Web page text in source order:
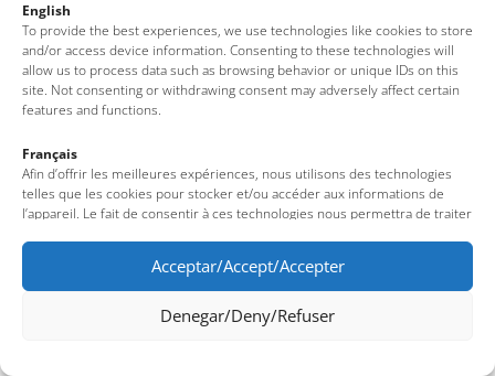
English
To provide the best experiences, we use technologies like cookies to store
and/or access device information. Consenting to these technologies will
allow us to process data such as browsing behavior or unique IDs on this
site. Not consenting or withdrawing consent may adversely affect certain
features and functions.
Français
Afin d’offrir les meilleures expériences, nous utilisons des technologies
telles que les cookies pour stocker et/ou accéder aux informations de
l’appareil. Le fait de consentir à ces technologies nous permettra de traiter
uniques sur ce site. Le fait de ne pas consentir ou de retirer son
consentement peut avoir un effet négatif sur certaines fonctionnalités et
caractéristiques du site.
Acceptar/Accept/Accepter
Denegar/Deny/Refuser